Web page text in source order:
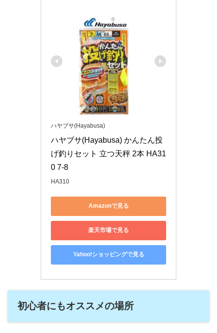
ハヤブサ(Hayabusa)
ハヤブサ(Hayabusa) かんたん投
げ釣りセット 立つ天秤 2本 HA31
0 7-8
HA310
Amazonで見る
楽天市場で見る
Yahoo!ショッピングで見る
初心者にもオススメの場所